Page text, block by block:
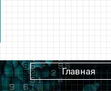
Главная